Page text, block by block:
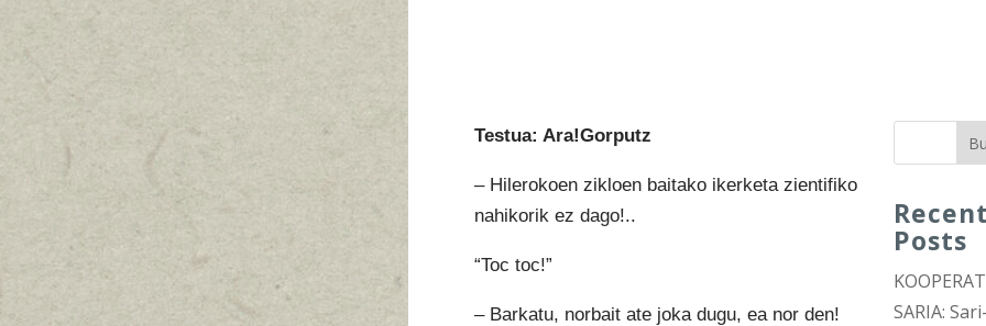
Testua: Ara!Gorputz
– Hilerokoen zikloen baitako ikerketa zientifiko
nahikorik ez dago!..
“Toc toc!”
– Barkatu, norbait ate joka dugu, ea nor den!
Posts
SARIA: